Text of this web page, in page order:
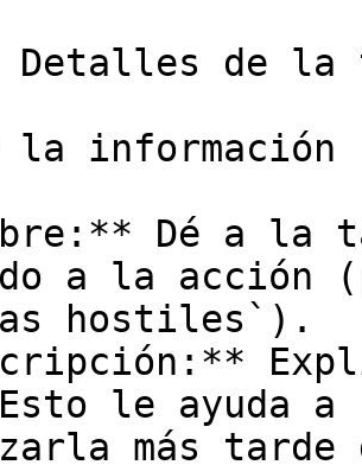
Detalles de la
la información
Dé a
a la
hostiles`).
le ayuda a
más tarde